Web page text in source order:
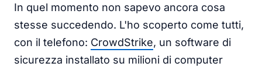
In quel momento non sapevo ancora cosa
stesse succedendo. L'ho scoperto come tutti,
con il telefono: CrowdStrike, un software di
sicurezza installato su milioni di computer